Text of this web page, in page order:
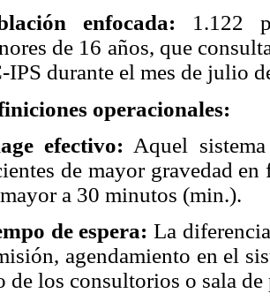
enfocada: 1.122
de 16 años, que
IPS durante el mes de julio
operacionales:
efectivo: Aquel
de mayor gravedad
a 30 minutos (min.).
de espera: La
agendamiento en el
de los consultorios o sala